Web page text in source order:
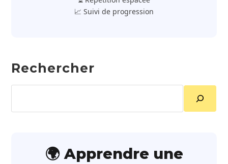
📈 Suivi de progression
Rechercher
🌍 Apprendre une